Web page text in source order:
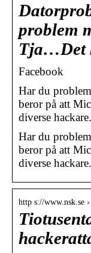
problem
Tja…Det
Facebook
Har du
beror på att
diverse hackare.
Har du
beror på att
diverse hackare.
http s://www.nsk.se